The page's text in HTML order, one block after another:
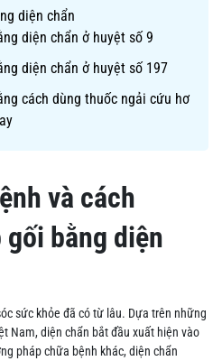
diện chẩn
diện chẩn ở huyệt số 9
diện chẩn ở huyệt số 197
cách dùng thuốc ngải cứu hơ
và cách
bằng diện
sức khỏe đã có từ lâu. Dựa trên những
Nam, diện chẩn bắt đầu xuất hiện vào
pháp chữa bệnh khác, diện chẩn